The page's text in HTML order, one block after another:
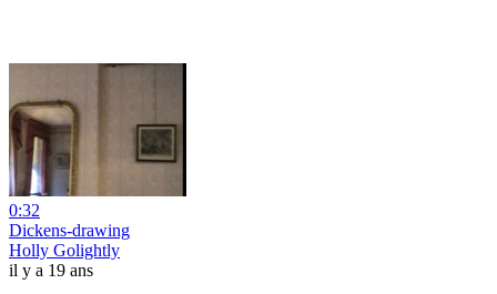
0:32
Dickens-drawing
Holly Golightly
il y a 19 ans